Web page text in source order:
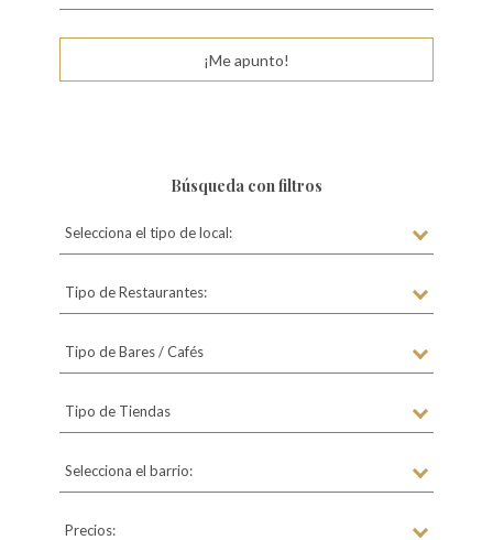
¡Me apunto!
Búsqueda con filtros
Selecciona el tipo de local:
Tipo de Restaurantes:
Tipo de Bares / Cafés
Tipo de Tiendas
Selecciona el barrio:
Precios: